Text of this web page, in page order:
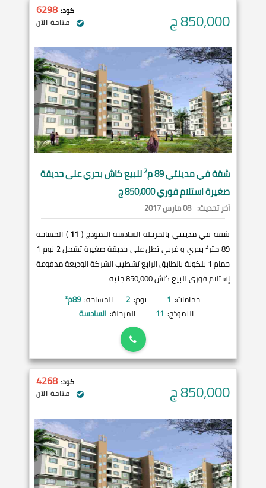
850,000ج كود: 6298
متاحة الآن
شقة فيمدينتي89 م 2للبيع كاش بحري على حديقة
صغيرة استلام فوري 850,000 ج
آخر تحديث: 08 مارس 2017
شقة في مدينتي بالمرحلة السادسة النموذج ( 11 ) المساحة
89 متر
2
بحري و غربي تطل على حديقة صغيرة تشمل 2 نوم 1
حمام 1 بلكونة بالطابق الرابع تشطيب الشركة الوديعة مدفوعة
إستلام فوري للبيع كاش 850,000 جنيه
حمامات: 1 نوم: 2 المساحة: 89م²
النموذج: 11 المرحلة: السادسة
850,000ج كود: 4268
متاحة الآن